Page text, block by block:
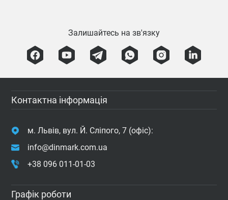
Залишайтесь на зв'язку
Контактна інформація
м. Львів, вул. Й. Сліпого, 7 (офіс):
info@dinmark.com.ua
+38 096 011-01-03
Графік роботи